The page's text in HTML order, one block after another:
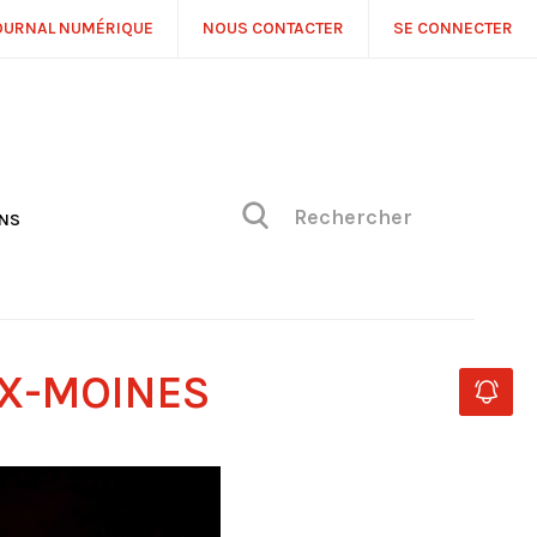
NUMÉRIQUE NOUS CONTACTER SE CONNECTER
MOINES